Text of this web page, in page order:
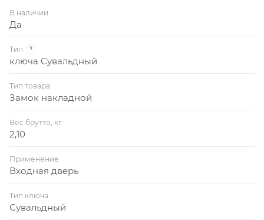
В наличии
Да
Тип ?
ключа Сувальдный
Тип товара
Замок накладной
Вес брутто, кг
2,10
Применение
Входная дверь
Тип ключа
Сувальдный